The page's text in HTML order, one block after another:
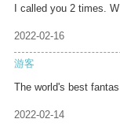
I called you 2 times. W
2022-02-16
游客
The world's best fantas
2022-02-14